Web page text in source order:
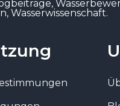
Wasserwissenschaft.